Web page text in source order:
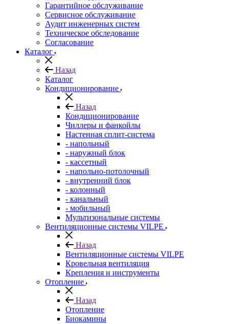
Гарантийное обслуживание
Сервисное обслуживание
Аудит инженерных систем
Техническое обследование
Согласование
Каталог
Назад
Каталог
Кондиционирование
Назад
Кондиционирование
Чиллеры и фанкойлы
Настенная сплит-система
- напольный
- наружный блок
- кассетный
- напольно-потолочный
- внутренний блок
- колонный
- канальный
- мобильный
Мультизональные системы
Вентиляционные системы VILPE
Назад
Вентиляционные системы VILPE
Кровельная вентиляция
Крепления и инструменты
Отопление
Назад
Отопление
Биокамины